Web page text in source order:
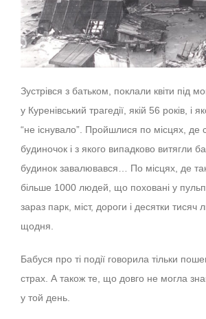
Зустрівся з батьком, поклали квіти під
у Куренівський трагедії, якій 56 років, і
“не існувало”. Пройшлися по місцях, де
будиночок і з якого випадково витягли
будинок завалювався… По місцях, де
більше 1000 людей, що поховані у
зараз парк, міст, дороги і десятки тисяч
щодня.
Бабуся про ті події говорила тільки
страх. А також те, що довго не могла
у той день.